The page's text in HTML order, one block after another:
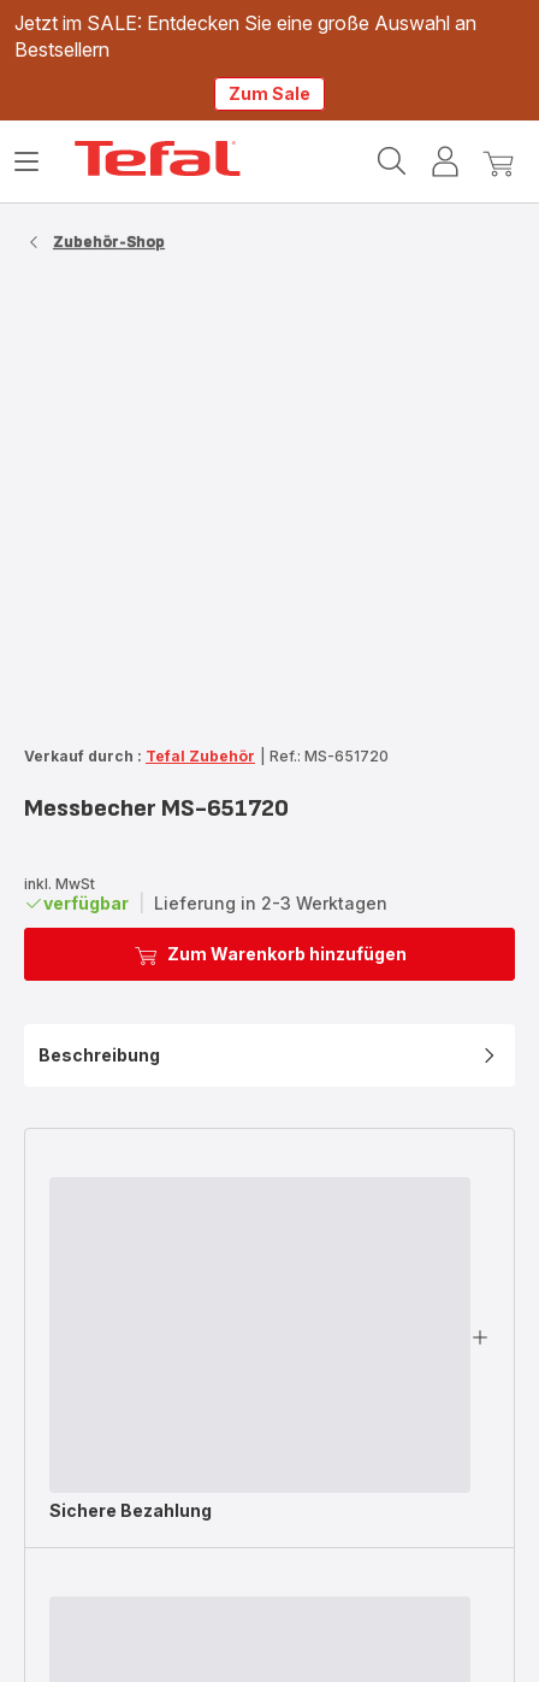
Jetzt im SALE: Entdecken Sie eine große Auswahl an
Bestsellern
Zum Sale
Mein
Mein
Das
Zubehör-Shop
Verkauf durch : Tefal Zubehör Ref.: MS-651720
Messbecher MS-651720
inkl. MwSt
verfügbar Lieferung in 2-3 Werktagen
Zum Warenkorb hinzufügen
Beschreibung
Sichere Bezahlung